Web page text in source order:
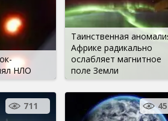
НЛО
Таинственная
Африке радикально
ослабляет магнитное
поле Земли
711 45